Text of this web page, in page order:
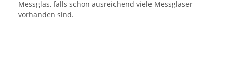
Messglas, falls schon ausreichend viele Messgläser
vorhanden sind.